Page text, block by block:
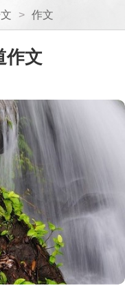
> 作文
作文